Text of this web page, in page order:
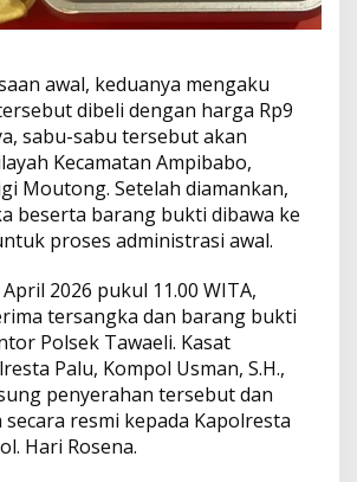
awal, keduanya mengaku
dibeli dengan harga Rp9
sabu-sabu tersebut akan
Kecamatan Ampibabo,
Moutong. Setelah diamankan,
beserta barang bukti dibawa ke
proses administrasi awal.
April 2026 pukul 11.00 WITA,
tersangka dan barang bukti
Polsek Tawaeli. Kasat
Palu, Kompol Usman, S.H.,
penyerahan tersebut dan
resmi kepada Kapolresta
Hari Rosena.